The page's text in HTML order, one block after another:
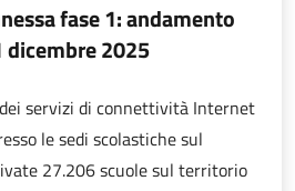
fase 1: andamento
dicembre 2025
servizi di connettività Internet
le sedi scolastiche sul
27.206 scuole sul territorio